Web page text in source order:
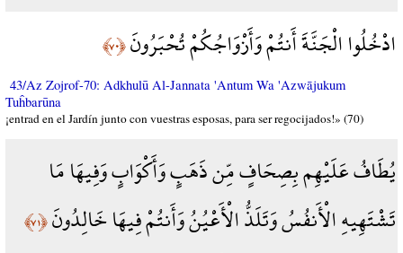
ادْخُلُوا الْجَنَّةَ أَنتُمْ وَأَزْوَاجُكُمْ تُحْبَرُونَ﴿٧٠﴾
43/Az Zojrof-70: Adkhulū Al-Jannata 'Antum Wa 'Azwājukum
Tuĥbarūna
¡entrad en el Jardín junto con vuestras esposas, para ser regocijados!» (70)
يُطَافُ عَلَيْهِم بِصِحَافٍ مِّن ذَهَبٍ وَأَكْوَابٍ وَفِيهَا مَا
تَشْتَهِيهِ الْأَنفُسُ وَتَلَذُّ الْأَعْيُنُ وَأَنتُمْ فِيهَا خَالِدُونَ﴿٧١﴾